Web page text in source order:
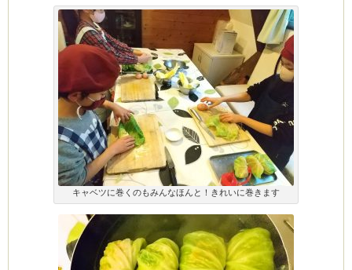
室・テイクアウト Clémentine (produced
キャベツに巻くのもみんなほんと！きれいに巻きます